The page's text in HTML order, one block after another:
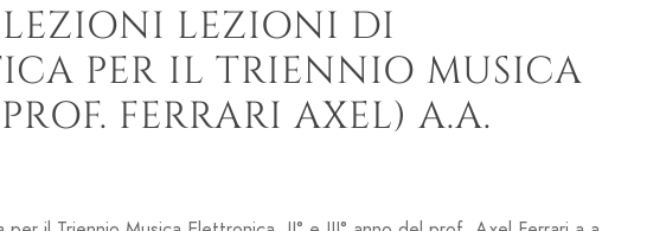
LEZIONI DI
PER IL TRIENNIO MUSICA
FERRARI AXEL) A.A.